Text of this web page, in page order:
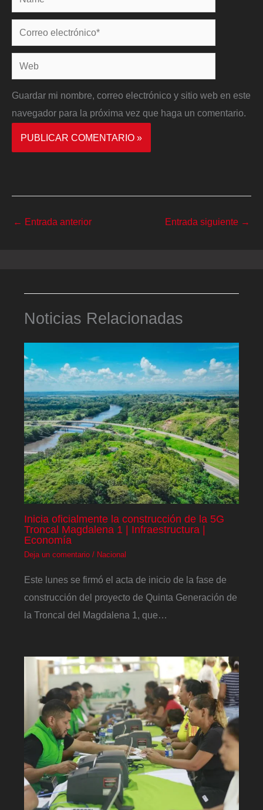
Correo
electrónico*
Web
Guardar mi nombre, correo electrónico y sitio web en este
navegador para la próxima vez que haga un comentario.
← Entrada anterior Entrada siguiente →
Noticias Relacionadas
Inicia oficialmente la construcción de la 5G
Troncal Magdalena 1 | Infraestructura |
Economía
Deja un comentario / Nacional
Este lunes se firmó el acta de inicio de la fase de
construcción del proyecto de Quinta Generación de
la Troncal del Magdalena 1, que…